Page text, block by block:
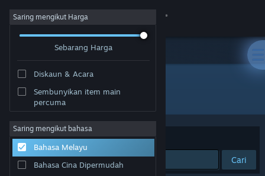
Sign in
Tentang
Sokongan
Saring mengikut Harga
Sebarang Harga
Diskaun & Acara
Sembunyikan item main
percuma
Saring mengikut bahasa
Bahasa Melayu
Bahasa Cina Dipermudah
Pembangun: Spiderwork Games
Susun mengikut Perkaitan
Cari